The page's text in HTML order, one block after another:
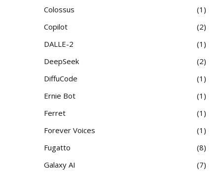
Colossus
1
Copilot
2
DALLE-2
1
DeepSeek
2
DiffuCode
1
Ernie Bot
1
Ferret
1
Forever Voices
1
Fugatto
8
Galaxy AI
7